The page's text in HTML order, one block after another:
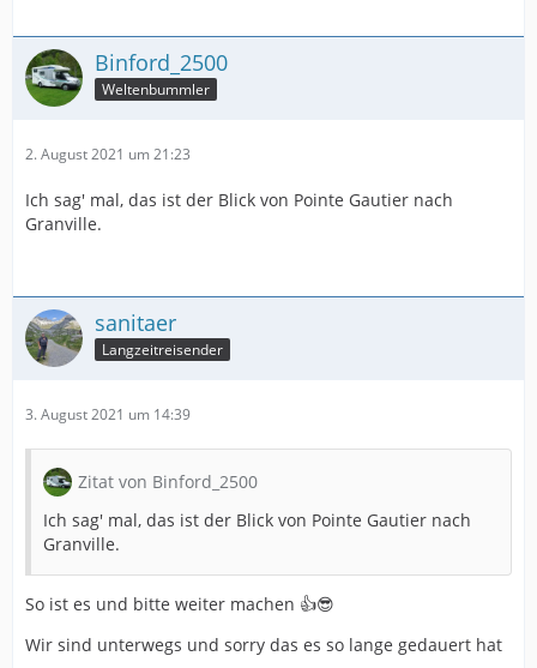
Binford_2500
Weltenbummler
2. August 2021 um 21:23
Ich sag' mal, das ist der Blick von Pointe Gautier nach
Granville.
sanitaer
Langzeitreisender
3. August 2021 um 14:39
Zitat von Binford_2500
Ich sag' mal, das ist der Blick von Pointe Gautier nach
Granville.
So ist es und bitte weiter machen 👍😎
Wir sind unterwegs und sorry das es so lange gedauert hat